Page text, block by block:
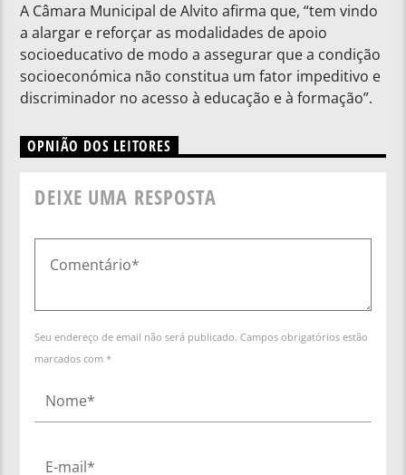
A Câmara Municipal de Alvito afirma que, “tem vindo
a alargar e reforçar as modalidades de apoio
socioeducativo de modo a assegurar que a condição
socioeconómica não constitua um fator impeditivo e
discriminador no acesso à educação e à formação”.
OPNIÃO DOS LEITORES
DEIXE UMA RESPOSTA
Seu endereço de email não será publicado. Campos obrigatórios estão
marcados com *